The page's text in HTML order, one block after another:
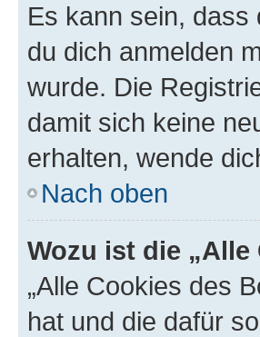
Es kann sein,
du dich anmelden
wurde. Die
damit sich keine
erhalten, wende
Nach oben
Wozu ist die
„Alle Cookies des
hat und die dafür